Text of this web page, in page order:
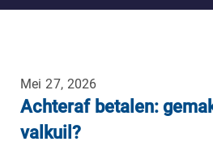
Mei 27, 2026
Achteraf betalen:
valkuil?